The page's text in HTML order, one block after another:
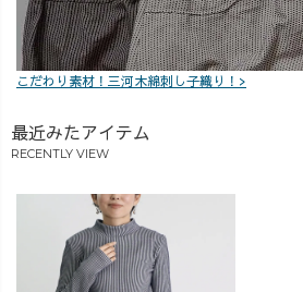
使用。 御年73歳
越えのおじいち
ゃんが、汗水垂
らしながら一生
た、貴重なニッ
ト生地を、大切
だいています🤭
🌿 モデルは、
UZUIROスタッ
フのCHiHARUさ
いただけるの
で、めちゃんこ
おすすめです✨
ぜひ、ストライ
こだわり素材！三河木綿刺し子織り！>
最近みたアイテム
RECENTLY VIEW